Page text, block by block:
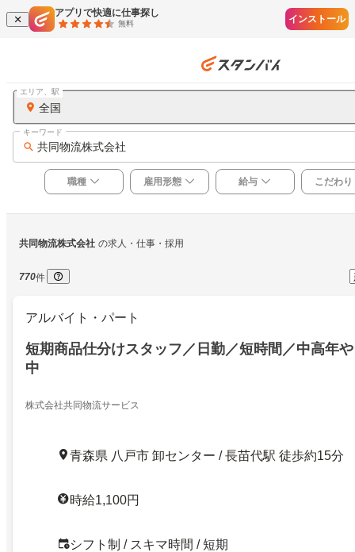
アプリで快適に仕事探し
無料 インストール
全国
エリア、駅
共同物流株式会社
キーワード
職種 雇用形態 給与 こだわり
共同物流株式会社 の求人・仕事・採用
770件
アルバイト・パート
短期商品仕分けスタッフ／日勤／短時間／中高年
中
株式会社共同物流サービス
青森県 八戸市 卸センター / 長苗代駅 徒歩約15分
時給1,100円
シフト制 / スキマ時間 / 短期